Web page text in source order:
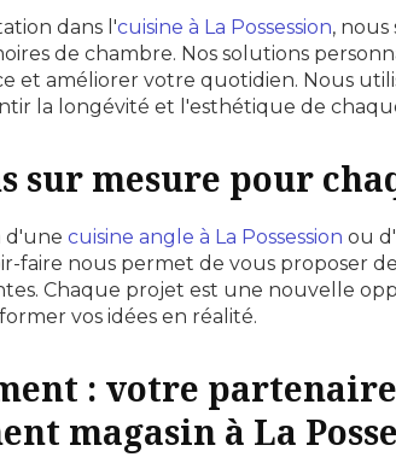
dans l'cuisine à La Possession,
de chambre. Nos solutions
et améliorer votre quotidien. Nous
la longévité et l'esthétique de
sur mesure pour
d'une cuisine angle à La Possession ou
faire nous permet de vous proposer
Chaque projet est une nouvelle
vos idées en réalité.
: votre
magasin à La